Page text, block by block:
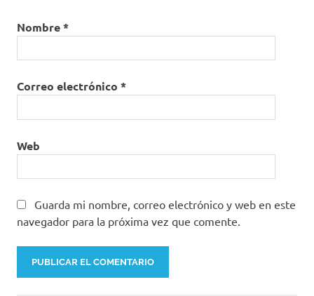
Nombre*
Correo electrónico *
Web
Guarda mi nombre, correo electrónico y web en este
navegador para la próxima vez que comente.